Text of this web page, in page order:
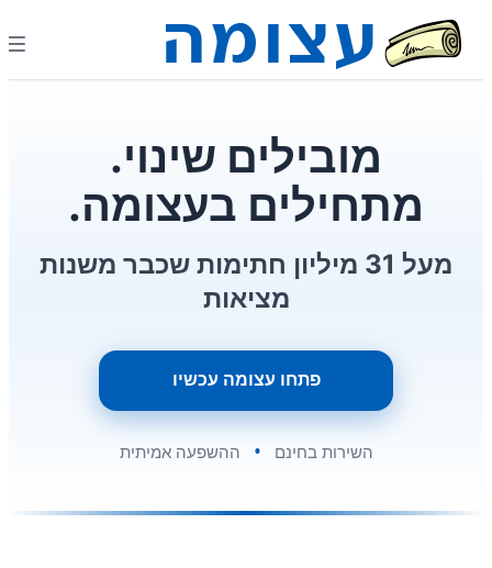
מתחילים בעצומה.
מעל 31 מיליון חתימות שכבר משנות
מציאות
פתחו עצומה עכשיו
השירות בחינם • ההשפעה אמיתית